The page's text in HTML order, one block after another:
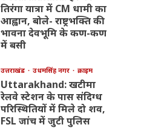
तिरंगा यात्रा में CM धामी का
आह्वान, बोले- राष्ट्रभक्ति की
भावना देवभूमि के कण-कण
में बसी
उत्तराखंड उधमसिंह नगर क्राइम
Uttarakhand: खटीमा
रेलवे स्टेशन के पास संदिग्ध
परिस्थितियों में मिले दो शव,
FSL जांच में जुटी पुलिस